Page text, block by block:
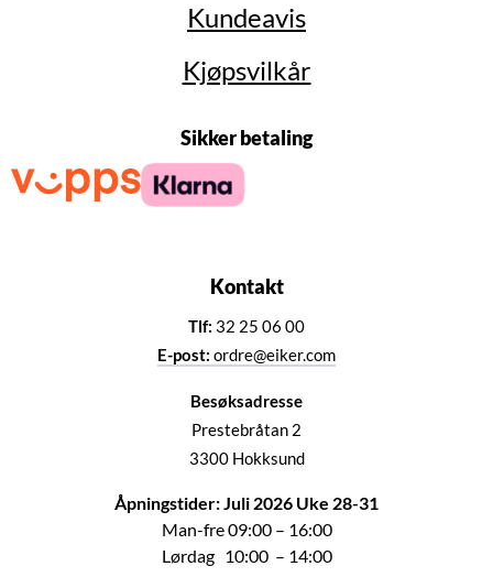
Kundeavis
Kjøpsvilkår
Sikker betaling
Kontakt
Tlf: 32 25 06 00
E-post: ordre@eiker.com
Besøksadresse
Prestebråtan 2
3300 Hokksund
Åpningstider: Juli 2026 Uke 28-31
Man-fre 09:00 – 16:00
Lørdag 10:00 – 14:00